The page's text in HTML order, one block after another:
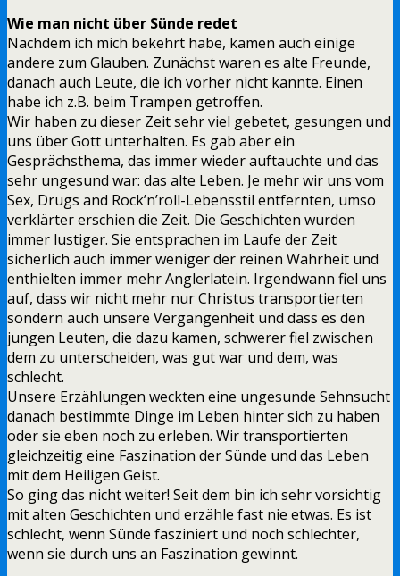
Wie man nicht über Sünde redet
Nachdem ich mich bekehrt habe, kamen auch einige
andere zum Glauben. Zunächst waren es alte Freunde,
danach auch Leute, die ich vorher nicht kannte. Einen
habe ich z.B. beim Trampen getroffen.
Wir haben zu dieser Zeit sehr viel gebetet, gesungen und
uns über Gott unterhalten. Es gab aber ein
Gesprächsthema, das immer wieder auftauchte und das
sehr ungesund war: das alte Leben. Je mehr wir uns vom
Sex, Drugs and Rock’n’roll-Lebensstil entfernten, umso
verklärter erschien die Zeit. Die Geschichten wurden
immer lustiger. Sie entsprachen im Laufe der Zeit
sicherlich auch immer weniger der reinen Wahrheit und
enthielten immer mehr Anglerlatein. Irgendwann fiel uns
auf, dass wir nicht mehr nur Christus transportierten
sondern auch unsere Vergangenheit und dass es den
jungen Leuten, die dazu kamen, schwerer fiel zwischen
dem zu unterscheiden, was gut war und dem, was
schlecht.
Unsere Erzählungen weckten eine ungesunde Sehnsucht
danach bestimmte Dinge im Leben hinter sich zu haben
oder sie eben noch zu erleben. Wir transportierten
gleichzeitig eine Faszination der Sünde und das Leben
mit dem Heiligen Geist.
So ging das nicht weiter! Seit dem bin ich sehr vorsichtig
mit alten Geschichten und erzähle fast nie etwas. Es ist
schlecht, wenn Sünde fasziniert und noch schlechter,
wenn sie durch uns an Faszination gewinnt.